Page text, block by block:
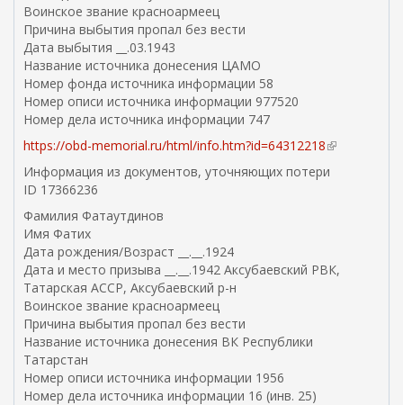
Воинское звание красноармеец
Причина выбытия пропал без вести
Дата выбытия __.03.1943
Название источника донесения ЦАМО
Номер фонда источника информации 58
Номер описи источника информации 977520
Номер дела источника информации 747
https://obd-memorial.ru/html/info.htm?id=64312218(
н
я
Информация из документов, уточняющих потери
ID 17366236
Фамилия Фатаутдинов
Имя Фатих
Дата рождения/Возраст __.__.1924
Дата и место призыва __.__.1942 Аксубаевский РВК,
Татарская АССР, Аксубаевский р-н
Воинское звание красноармеец
Причина выбытия пропал без вести
Название источника донесения ВК Республики
Татарстан
Номер описи источника информации 1956
Номер дела источника информации 16 (инв. 25)